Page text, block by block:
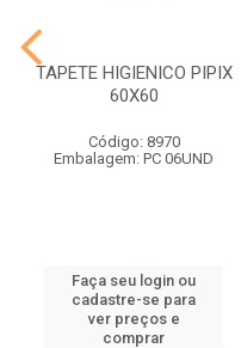
TAPETE HIGIENICO PIPIX
60X60
Código: 8970
Embalagem: PC 06UND
Faça seu login ou
cadastre-se para
ver preços e
comprar